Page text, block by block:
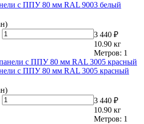
с ППУ 80 мм RAL 9003 белый
3 440 ₽
10.90 кг
Метров: 1
с ППУ 80 мм RAL 3005 красный
3 440 ₽
10.90 кг
Метров: 1